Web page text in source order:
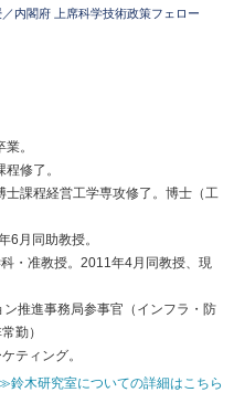
内閣府 上席科学技術政策フェロー
。
修了。
課程経営工学専攻修了。博士（工
6月同助教授。
・准教授。2011年4月同教授、現
推進事務局参事官（インフラ・防
勤）
ティング。
鈴木研究室についての詳細はこちら